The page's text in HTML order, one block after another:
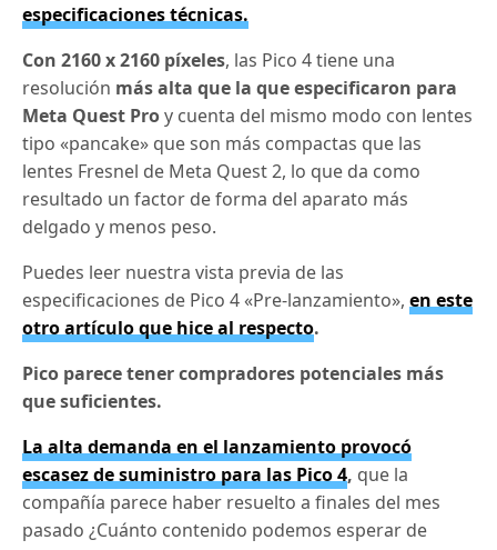
especificaciones técnicas.
Con 2160 x 2160 píxeles, las Pico 4 tiene una
resolución más alta que la que especificaron para
Meta Quest Proy cuenta del mismo modo con lentes
tipo «pancake» que son más compactas que las
lentes Fresnel de Meta Quest 2, lo que da como
resultado un factor de forma del aparato más
delgado y menos peso.
Puedes leer nuestra vista previa de las
especificaciones de Pico 4 «Pre-lanzamiento»,en este
otro artículo que hice al respecto.
Pico parece tener compradores potenciales más
que suficientes.
La alta demanda en el lanzamiento provocó
escasez de suministro para las Pico 4, que la
compañía parece haber resuelto a finales del mes
pasado¿Cuánto contenido podemos esperar de